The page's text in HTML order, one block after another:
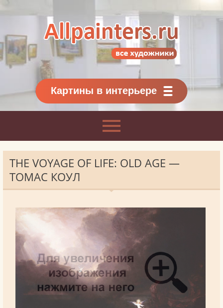
Картины классиков
и современников
Картины в интерьере
THE VOYAGE OF LIFE: OLD AGE —
ТОМАС КОУЛ